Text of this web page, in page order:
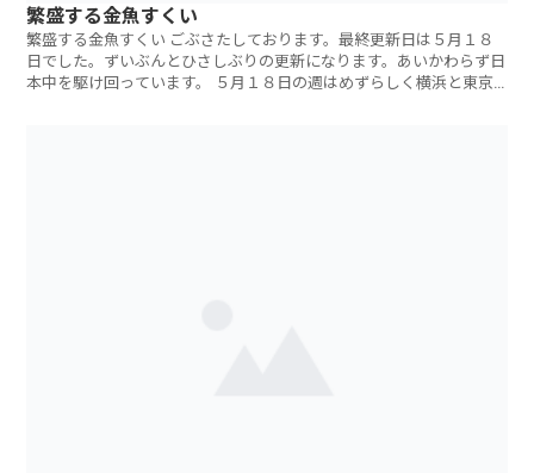
繁盛する金魚すくい
繁盛する金魚すくい ごぶさたしております。最終更新日は５月１８
日でした。ずいぶんとひさしぶりの更新になります。あいかわらず日
本中を駆け回っています。 ５月１８日の週はめずらしく横浜と東京